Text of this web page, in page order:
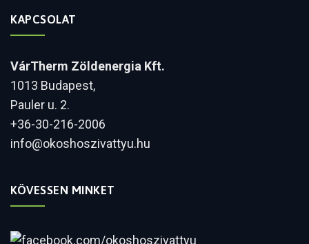
KAPCSOLAT
VárTherm Zöldenergia Kft.
1013 Budapest,
Pauler u. 2.
+36-30-216-2006
info@okoshoszivattyu.hu
KÖVESSEN MINKET